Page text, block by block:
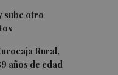
sube otro
Rural,
años de edad